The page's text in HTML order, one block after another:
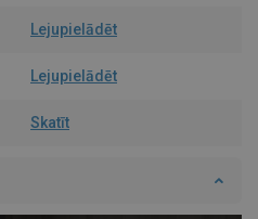
Lejupielādēt
Lejupielādēt
Skatīt